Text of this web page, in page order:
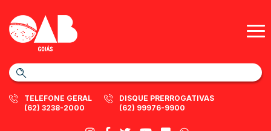
TELEFONE GERAL
(62) 3238-2000
DISQUE PRERROGATIVAS
(62) 99976-9900